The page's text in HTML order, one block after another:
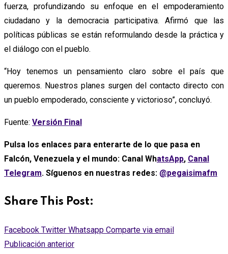
fuerza, profundizando su enfoque en el empoderamiento
ciudadano y la democracia participativa. Afirmó que las
políticas públicas se están reformulando desde la práctica y
el diálogo con el pueblo.
“Hoy tenemos un pensamiento claro sobre el país que
queremos. Nuestros planes surgen del contacto directo con
un pueblo empoderado, consciente y victorioso”, concluyó.
Fuente: Versión Final
Pulsa los enlaces para enterarte de lo que pasa en
Falcón, Venezuela y el mundo: Canal WhatsApp, Canal
Telegram. Síguenos en nuestras redes: @pegaisimafm
Share This Post:
Facebook Twitter Whatsapp Comparte via email
Publicación anterior